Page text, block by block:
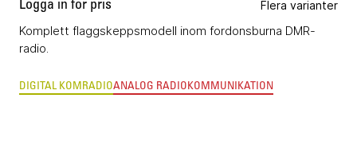
Logga in för pris Flera varianter
Komplett flaggskeppsmodell inom fordonsburna DMR-
radio.
DIGITAL KOMRADIOANALOG RADIOKOMMUNIKATION